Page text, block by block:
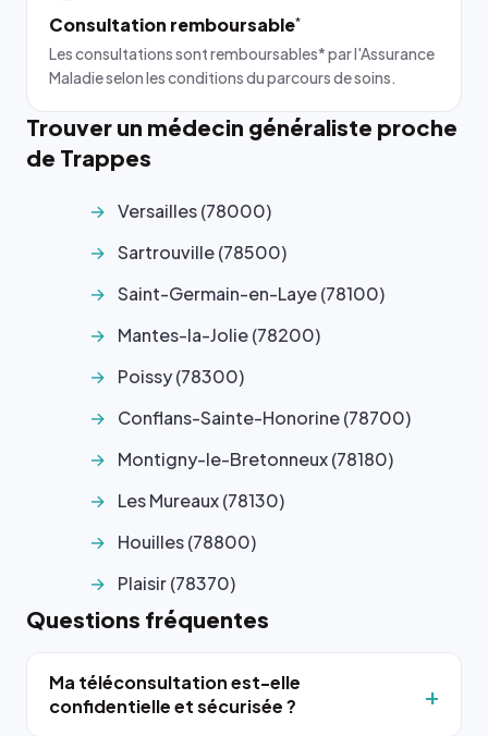
Consultation remboursable*
Les consultations sont remboursables* par l'Assurance
Maladie selon les conditions du parcours de soins.
Trouver un médecin généraliste proche
de Trappes
Versailles (78000)
Sartrouville (78500)
Saint-Germain-en-Laye (78100)
Mantes-la-Jolie (78200)
Poissy (78300)
Conflans-Sainte-Honorine (78700)
Montigny-le-Bretonneux (78180)
Les Mureaux (78130)
Houilles (78800)
Plaisir (78370)
Questions fréquentes
Ma téléconsultation est-elle
confidentielle et sécurisée ?